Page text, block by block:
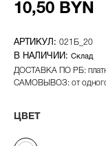
10,50 BYN
021Б_20
Склад
ДОСТАВКА ПО РБ:
САМОВЫВОЗ: от одного
ЦВЕТ